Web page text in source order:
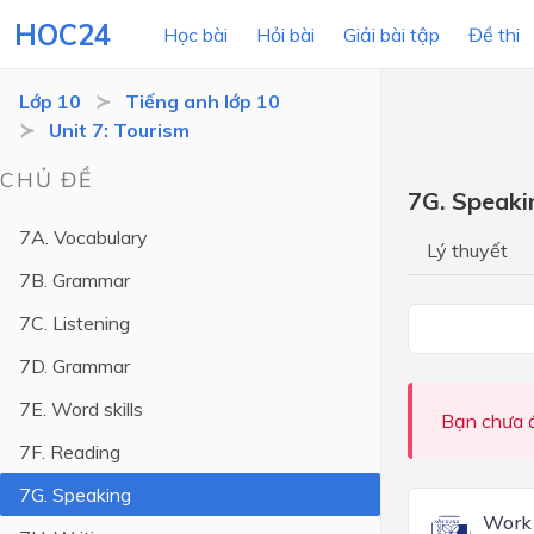
HOC24 Học bài Hỏi bài Giải bài tập Đề thi
Lớp 10
Tiếng anh lớp 10
Unit 7: Tourism
CHỦ ĐỀ
7A. Vocabulary
7B. Grammar
7C. Listening
7D. Grammar
7E. Word skills
7F. Reading
7G. Speaking
7G.
Lý thuyết
Bạn chưa